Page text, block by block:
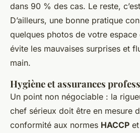
dans 90 % des cas. Le reste,
D’ailleurs, une bonne pratique
quelques photos de votre espace
évite les mauvaises surprises et
main.
Hygiène et assurances
Un point non négociable : la
chef sérieux doit être en mesure
conformité aux normes HACCP